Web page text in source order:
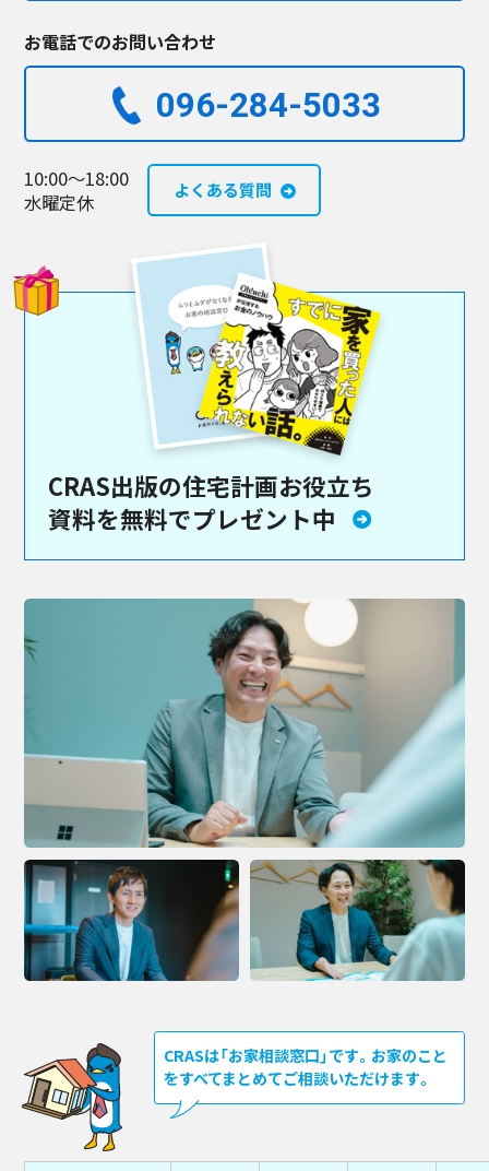
お電話でのお問い合わせ
096-284-5033​
10:00～18:00
水曜定休
よくある質問
CRAS出版の住宅計画お役立ち
資料を無料でプレゼント中
CRASは「お家相談窓口」です。お家のこと
をすべてまとめてご相談いただけます。